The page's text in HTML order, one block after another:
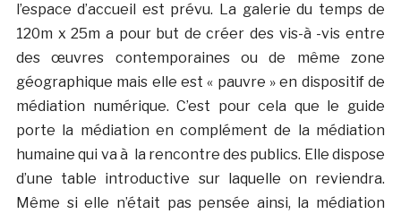
l’espace d’accueil est prévu. La galerie du temps de
120m x 25m a pour but de créer des vis-à -vis entre
des œuvres contemporaines ou de même zone
géographique mais elle est « pauvre » en dispositif de
médiation numérique. C’est pour cela que le guide
porte la médiation en complément de la médiation
humaine qui va à la rencontre des publics. Elle dispose
d’une table introductive sur laquelle on reviendra.
Même si elle n’était pas pensée ainsi, la médiation